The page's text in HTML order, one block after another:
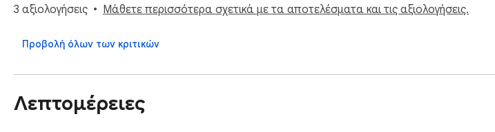
3 αξιολογήσεις Μάθετε περισσότερα σχετικά με τα αποτελέσματα και τις αξιολογήσεις.
Προβολή όλων των κριτικών
Λεπτομέρειες